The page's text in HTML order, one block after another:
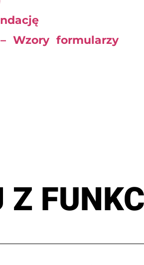
Wzory formularzy
Z